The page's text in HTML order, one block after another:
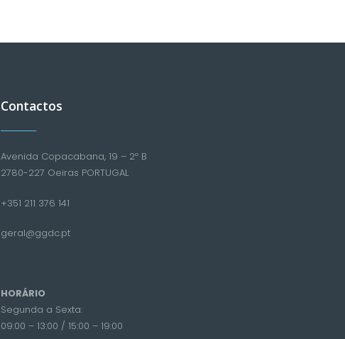
Contactos
Avenida Copacabana, 19 – 2º B
2780-227 Oeiras PORTUGAL
+351 211 376 141
geral@ggdc.pt
HORÁRIO
Segunda a Sexta:
09:00 – 13:00 / 15:00 – 19:00